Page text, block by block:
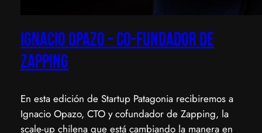
Ignacio Opazo – Co-Fundador de
Zapping
En esta edición de Startup Patagonia recibiremos a
Ignacio Opazo, CTO y cofundador de Zapping, la
scale-up chilena que está cambiando la manera en